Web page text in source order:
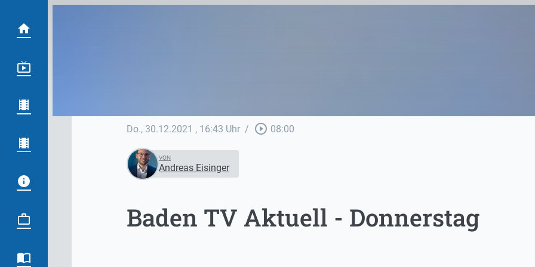
Do., 30.12.2021 , 16:43 Uhr / play_circle_outline 08:00
VON
Andreas Eisinger
Baden TV Aktuell - Donnerstag